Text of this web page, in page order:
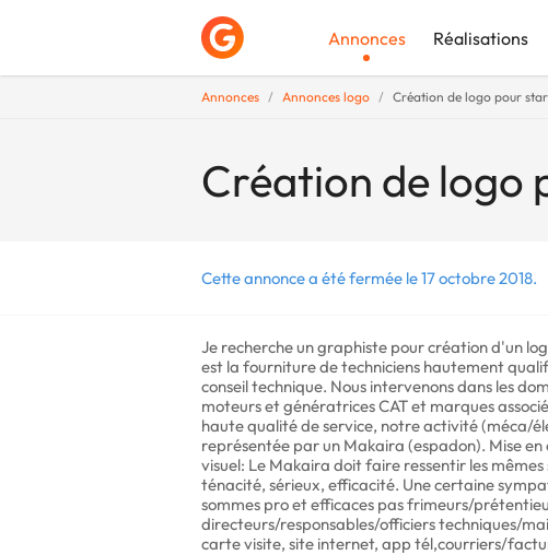
Annonces Réalisations
Annonces Annonces logo Création de logo pour
Création de logo
Cette annonce a été fermée le 17 octobre 2018.
Je recherche un graphiste pour création d'un
est la fourniture de techniciens hautement
conseil technique. Nous intervenons dans les
moteurs et génératrices CAT et marques
haute qualité de service, notre activité (méca/
représentée par un Makaira (espadon). Mise
visuel: Le Makaira doit faire ressentir les mêmes
ténacité, sérieux, efficacité. Une certaine
sommes pro et efficaces pas frimeurs/
directeurs/responsables/officiers techniques/
carte visite, site internet, app tél,courriers/